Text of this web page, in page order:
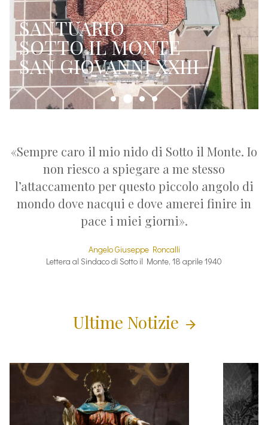
SANTUARIO
SOTTO IL MONTE
SAN GIOVANNI XXIII
«Sempre caro il mio nido di Sotto il Monte. Io
non riesco a spiegare a me stesso
l’attaccamento per questo piccolo angolo di
mondo dove nacqui e dove amerei finire in
pace i miei giorni».
Angelo Giuseppe Roncalli
Lettera al Sindaco di Sotto il Monte, 18 aprile 1940
Ultime Notizie